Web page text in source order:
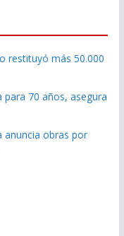
restituyó más 50.000
para 70 años, asegura
anuncia obras por